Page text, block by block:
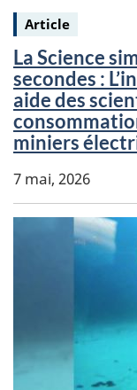
Keywords:
Article
La Science
secondes :
aide des
miniers
7 mai, 2026